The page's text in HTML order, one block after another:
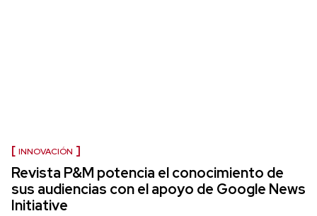
INNOVACIÓN
Revista P&M potencia el conocimiento de
sus audiencias con el apoyo de Google News
Initiative